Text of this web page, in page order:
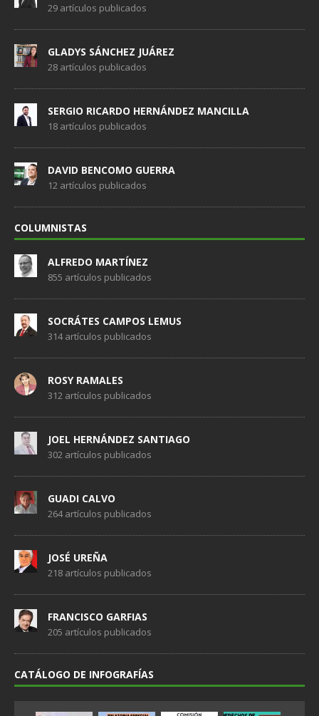
29 artículos publicados
GLADYS SÁNCHEZ JUÁREZ
28 artículos publicados
SERGIO RICARDO HERNÁNDEZ MANCILLA
18 artículos publicados
DAVID BENCOMO GUERRA
12 artículos publicados
COLUMNISTAS
ALFREDO MARTÍNEZ
855 artículos publicados
SOCRÁTES CAMPOS LEMUS
314 artículos publicados
ROSY RAMALES
312 artículos publicados
JOEL HERNÁNDEZ SANTIAGO
302 artículos publicados
GUADI CALVO
264 artículos publicados
JOSÉ UREÑA
218 artículos publicados
FRANCISCO GARFIAS
205 artículos publicados
CATÁLOGO DE INFOGRAFÍAS